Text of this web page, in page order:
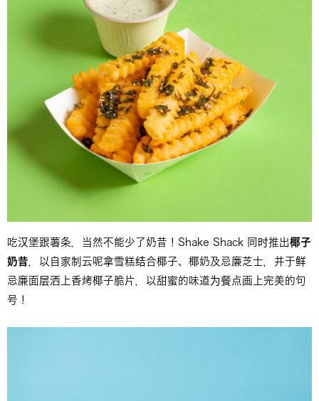
吃汉堡跟薯条，当然不能少了奶昔！Shake Shack 同时推出椰子
奶昔 ，以自家制云呢拿雪糕结合椰子、椰奶及忌廉芝士，并于鲜
忌廉面层洒上香烤椰子脆片，以甜蜜的味道为餐点画上完美的句
号！